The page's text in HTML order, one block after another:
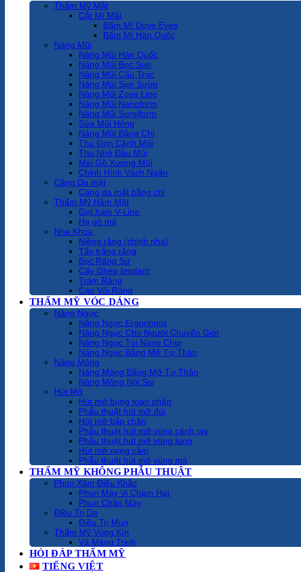
Thẩm Mỹ Mắt
Cắt Mí Mắt
Bấm Mí Dove Eyes
Bấm Mí Hàn Quốc
Nâng Mũi
Nâng Mũi Hàn Quốc
Nâng Mũi Bọc Sụn
Nâng Mũi Cấu Trúc
Nâng Mũi Sụn Sườn
Nâng Mũi Zose Line
Nâng Mũi Nanoform
Nâng Mũi Surgiform
Sửa Mũi Hỏng
Nâng Mũi Bằng Chỉ
Thu Gọn Cánh Mũi
Thu Nhỏ Đầu Mũi
Mài Gồ Xương Mũi
Chỉnh Hình Vách Ngăn
Căng Da mặt
Căng da mặt bằng chỉ
Thẩm Mỹ Hàm Mặt
Gọt hàm V-Line
Hạ gò má
Nha Khoa
Niềng răng (chỉnh nha)
Tẩy trắng răng
Bọc Răng Sứ
Cấy Ghép Implant
Trám Răng
Cạo Vôi Răng
THẨM MỸ VÓC DÁNG
Nâng Ngực
Nâng Ngực Ergonomix
Nâng Ngực Cho Người Chuyển Giới
Nâng Ngực Túi Nano Chip
Nâng Ngực Bằng Mỡ Tự Thân
Nâng Mông
Nâng Mông Bằng Mỡ Tự Thân
Nâng Mông Nội Soi
Hút Mỡ
Hút mỡ bụng toàn phần
Phẫu thuật hút mỡ đùi
Hút mỡ bắp chân
Phẫu thuật hút mỡ vùng cánh tay
Phẫu thuật hút mỡ vùng lưng
Hút mỡ nọng cằm
Phẫu thuật hút mỡ vùng má
THẨM MỸ KHÔNG PHẪU THUẬT
Phun Xăm Điêu Khắc
Phun Mày Vi Chạm Hạt
Phun Chân Mày
Điều Trị Da
Điều Trị Mụn
Thẩm Mỹ Vùng Kín
Vá Màng Trinh
HỎI ĐÁP THẨM MỸ
TIẾNG VIỆT